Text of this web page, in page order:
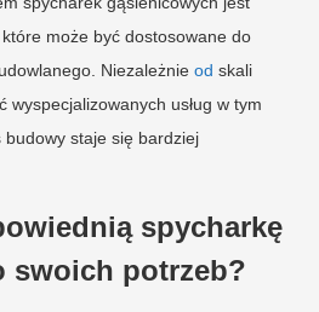
może być dostosowane do
Niezależnie od skali
wyspecjalizowanych usług w tym
staje się bardziej
spycharkę
swoich potrzeb?